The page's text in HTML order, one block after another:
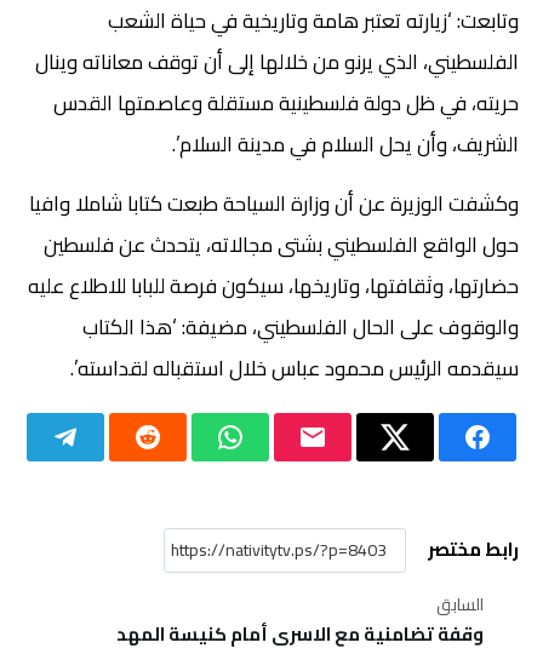
وتابعت: ‘زيارته تعتبر هامة وتاريخية في حياة الشعب
الفلسطيني، الذي يرنو من خلالها إلى أن توقف معاناته وينال
حريته، في ظل دولة فلسطينية مستقلة وعاصمتها القدس
الشريف، وأن يحل السلام في مدينة السلام’.
وكشفت الوزيرة عن أن وزارة السياحة طبعت كتابا شاملا وافيا
حول الواقع الفلسطيني بشتى مجالاته، يتحدث عن فلسطين
حضارتها، وثقافتها، وتاريخها، سيكون فرصة للبابا للاطلاع عليه
والوقوف على الحال الفلسطيني، مضيفة: ‘هذا الكتاب
سيقدمه الرئيس محمود عباس خلال استقباله لقداسته’.
رابط مختصر
السابق
وقفة تضامنية مع الاسرى أمام كنيسة المهد